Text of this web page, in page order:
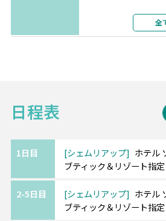
大自然に囲まれた素
有名なアンコール
また、プノンバケ
るスポットとして人
■ホテル ソマデヴィ
木材を上手く組み合
象的な5ッ星ホテル。
全
日程表
1日目 シェムリアップ
ホテル
ブティック＆リゾート指定
2-5日目 シェムリアップ
ホテル
ブティック＆リゾート指定